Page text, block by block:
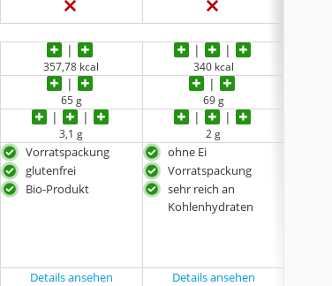
‎357,78 kcal 340 kcal
65 g 69 g
3,1 g 2 g
Vorratspackung
glutenfrei
Bio-Produkt
ohne Ei
Vorratspackung
sehr reich an
Kohlenhydraten
Details ansehen Details ansehen